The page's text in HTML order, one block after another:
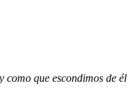
que escondimos de